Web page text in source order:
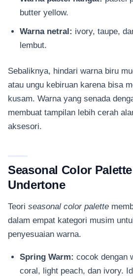
butter yellow.
Warna netral: ivory, taupe,
lembut.
Sebaliknya, hindari warna biru
atau ungu kebiruan karena bisa
kusam. Warna yang senada
membuat tampilan lebih cerah
aksesori.
Seasonal Color
Undertone
Teori seasonal color palette
dalam empat kategori musim
penyesuaian warna.
Spring Warm: cocok dengan
coral, light peach, dan ivory.